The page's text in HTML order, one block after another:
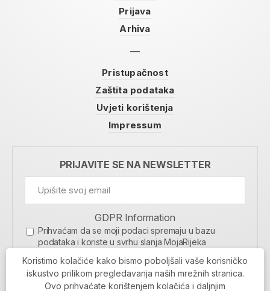
Prijava
Arhiva
Pristupačnost
Zaštita podataka
Uvjeti korištenja
Impressum
PRIJAVITE SE NA NEWSLETTER
GDPR Information
Prihvaćam da se moji podaci spremaju u bazu
podataka i koriste u svrhu slanja MojaRijeka
MOJARIJEKA NEWSLETTER
PRIJAVI SE
Koristimo kolačiće kako bismo poboljšali vaše korisničko
iskustvo prilikom pregledavanja naših mrežnih stranica.
Ovo prihvaćate korištenjem kolačića i daljnjim